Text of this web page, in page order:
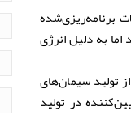
برنامه‌ریزی‌شده
اما به دلیل انرژی
تولید سیمان‌های
در تولید